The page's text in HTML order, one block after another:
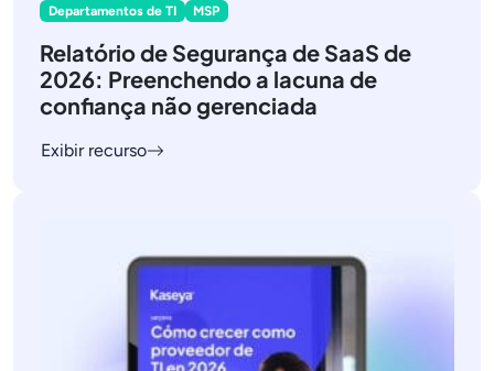
Departamentos de TI MSP
Relatório de Segurança de SaaS de
2026: Preenchendo a lacuna de
confiança não gerenciada
Exibir recurso